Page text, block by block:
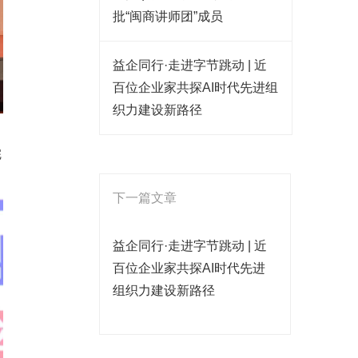
批“闽商讲师团”成员
益企同行·走进字节跳动 | 近
百位企业家共探AI时代先进组
织力建设新路径
下一篇文章
益企同行·走进字节跳动 | 近
百位企业家共探AI时代先进
组织力建设新路径